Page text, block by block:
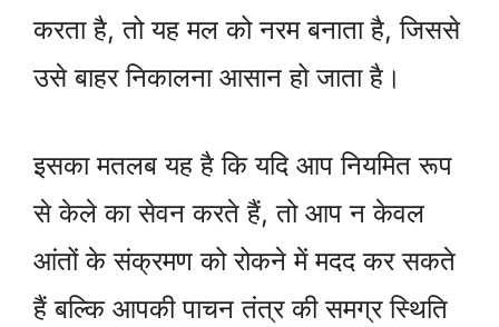
करता है, तो यह मल को नरम बनाता है, जिससे
उसे बाहर निकालना आसान हो जाता है।
इसका मतलब यह है कि यदि आप नियमित रूप
से केले का सेवन करते हैं, तो आप न केवल
आंतों के संक्रमण को रोकने में मदद कर सकते
हैं बल्कि आपकी पाचन तंत्र की समग्र स्थिति